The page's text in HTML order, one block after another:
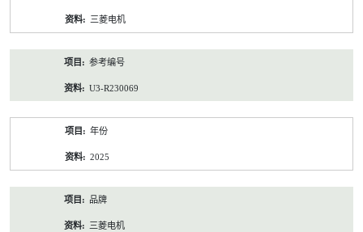
三菱电机
参考编号
U3-R230069
年份
2025
品牌
三菱电机